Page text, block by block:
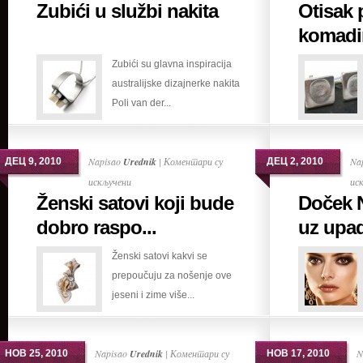
Zubići
nakita
Zubići u službi nakita
Zubići su glavna inspiracija
australijske dizajnerke nakita
Poli van der...
Otisak
ДЕЦ 9, 2010 Napisao Urednik | Коментари су
искљученина
Ženski
bude
dobro
raspoloženje
Ženski satovi koji bude
dobro raspo...
Ženski satovi kakvi se
prepoučuju za nošenje ove
jeseni i zime više...
ДЕЦ 2, 2010
Doček
uz
НОВ 25, 2010 Napisao Urednik | Коментари су
НОВ 17, 2010